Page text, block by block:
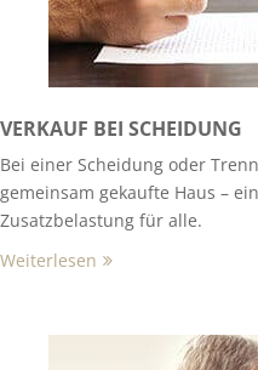
VERKAUF BEI SCHEIDUNG
Bei einer Scheidung oder
gemeinsam gekaufte Haus –
Zusatzbelastung für alle.
Weiterlesen